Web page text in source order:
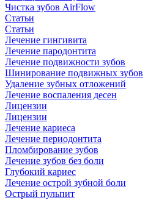
Чистка зубов AirFlow
Статьи
Статьи
Лечение гингивита
Лечение пародонтита
Лечение подвижности зубов
Шинирование подвижных зубов
Удаление зубных отложений
Лечение воспаления десен
Лицензии
Лицензии
Лечение кариеса
Лечение периодонтита
Пломбирование зубов
Лечение зубов без боли
Глубокий кариес
Лечение острой зубной боли
Острый пульпит